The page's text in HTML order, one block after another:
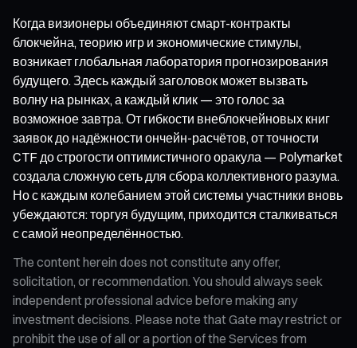
Когда визионеры объединяют смарт-контракты
блокчейна, теорию игр и экономические стимулы,
возникает глобальная лаборатория прогнозирования
будущего. Здесь каждый заголовок может вызвать
волну на рынках, а каждый клик — это голос за
возможное завтра. От гибкости внеблокчейновых книг
заявок до надёжности ончейн-расчётов, от точности
CTF до строгости оптимистичного оракула — Polymarket
создала сложную сеть для сбора коллективного разума.
Но с каждым колебанием этой системы участники вновь
убеждаются: торгуя будущим, приходится сталкиваться
с самой неопределённостью.
The content herein does not constitute any offer,
solicitation, or recommendation. You should always seek
independent professional advice before making any
investment decisions. Please note that Gate may restrict or
prohibit the use of all or a portion of the Services from